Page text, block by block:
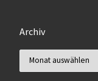
Archiv